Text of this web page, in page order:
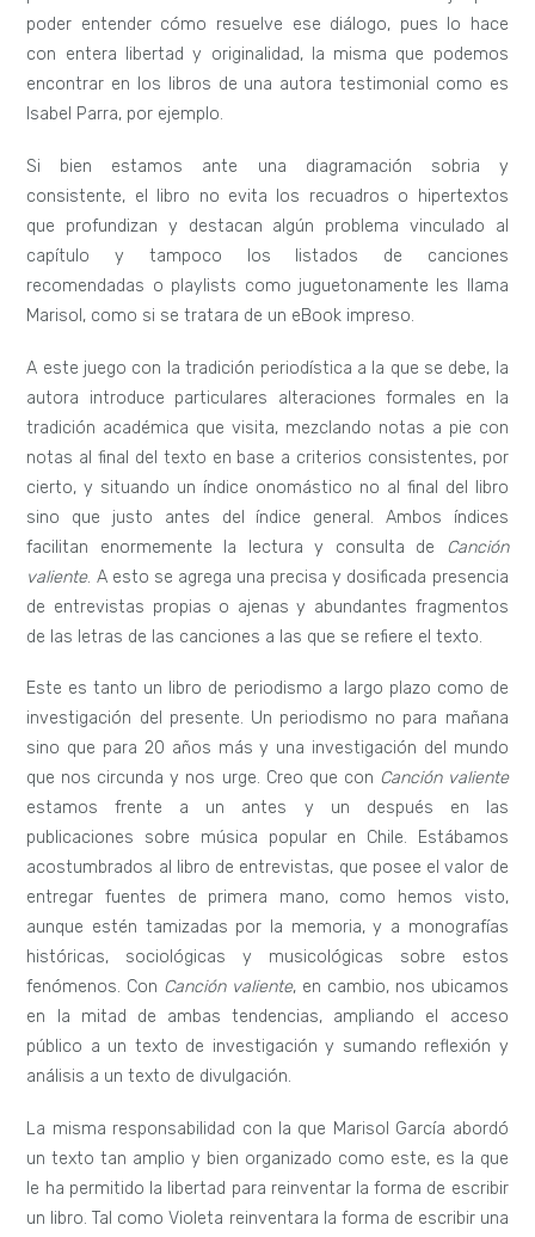
poder entender cómo resuelve ese diálogo, pues lo hace
con entera libertad y originalidad, la misma que podemos
encontrar en los libros de una autora testimonial como es
Isabel Parra, por ejemplo.
Si bien estamos ante una diagramación sobria y
consistente, el libro no evita los recuadros o hipertextos
que profundizan y destacan algún problema vinculado al
capítulo y tampoco los listados de canciones
recomendadas o playlists como juguetonamente les llama
Marisol, como si se tratara de un eBook impreso.
A este juego con la tradición periodística a la que se debe, la
autora introduce particulares alteraciones formales en la
tradición académica que visita, mezclando notas a pie con
notas al final del texto en base a criterios consistentes, por
cierto, y situando un índice onomástico no al final del libro
sino que justo antes del índice general. Ambos índices
facilitan enormemente la lectura y consulta de Canción
valiente. A esto se agrega una precisa y dosificada presencia
de entrevistas propias o ajenas y abundantes fragmentos
de las letras de las canciones a las que se refiere el texto.
Este es tanto un libro de periodismo a largo plazo como de
investigación del presente. Un periodismo no para mañana
sino que para 20 años más y una investigación del mundo
que nos circunda y nos urge. Creo que con Canción valiente
estamos frente a un antes y un después en las
publicaciones sobre música popular en Chile. Estábamos
acostumbrados al libro de entrevistas, que posee el valor de
entregar fuentes de primera mano, como hemos visto,
aunque estén tamizadas por la memoria, y a monografías
históricas, sociológicas y musicológicas sobre estos
fenómenos. Con Canción valiente, en cambio, nos ubicamos
en la mitad de ambas tendencias, ampliando el acceso
público a un texto de investigación y sumando reflexión y
análisis a un texto de divulgación.
La misma responsabilidad con la que Marisol García abordó
un texto tan amplio y bien organizado como este, es la que
le ha permitido la libertad para reinventar la forma de escribir
un libro. Tal como Violeta reinventara la forma de escribir una